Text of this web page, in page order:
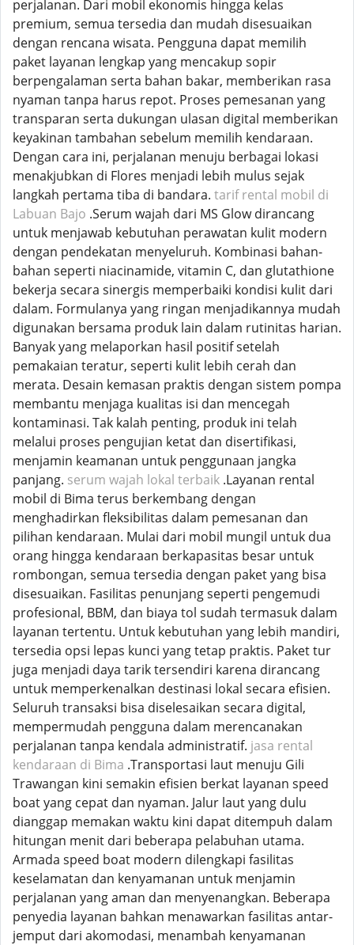
perjalanan. Dari mobil ekonomis hingga kelas
premium, semua tersedia dan mudah disesuaikan
dengan rencana wisata. Pengguna dapat memilih
paket layanan lengkap yang mencakup sopir
berpengalaman serta bahan bakar, memberikan rasa
nyaman tanpa harus repot. Proses pemesanan yang
transparan serta dukungan ulasan digital memberikan
keyakinan tambahan sebelum memilih kendaraan.
Dengan cara ini, perjalanan menuju berbagai lokasi
menakjubkan di Flores menjadi lebih mulus sejak
langkah pertama tiba di bandara. tarif rental mobil di
Labuan Bajo .Serum wajah dari MS Glow dirancang
untuk menjawab kebutuhan perawatan kulit modern
dengan pendekatan menyeluruh. Kombinasi bahan-
bahan seperti niacinamide, vitamin C, dan glutathione
bekerja secara sinergis memperbaiki kondisi kulit dari
dalam. Formulanya yang ringan menjadikannya mudah
digunakan bersama produk lain dalam rutinitas harian.
Banyak yang melaporkan hasil positif setelah
pemakaian teratur, seperti kulit lebih cerah dan
merata. Desain kemasan praktis dengan sistem pompa
membantu menjaga kualitas isi dan mencegah
kontaminasi. Tak kalah penting, produk ini telah
melalui proses pengujian ketat dan disertifikasi,
menjamin keamanan untuk penggunaan jangka
panjang. serum wajah lokal terbaik .Layanan rental
mobil di Bima terus berkembang dengan
menghadirkan fleksibilitas dalam pemesanan dan
pilihan kendaraan. Mulai dari mobil mungil untuk dua
orang hingga kendaraan berkapasitas besar untuk
rombongan, semua tersedia dengan paket yang bisa
disesuaikan. Fasilitas penunjang seperti pengemudi
profesional, BBM, dan biaya tol sudah termasuk dalam
layanan tertentu. Untuk kebutuhan yang lebih mandiri,
tersedia opsi lepas kunci yang tetap praktis. Paket tur
juga menjadi daya tarik tersendiri karena dirancang
untuk memperkenalkan destinasi lokal secara efisien.
Seluruh transaksi bisa diselesaikan secara digital,
mempermudah pengguna dalam merencanakan
perjalanan tanpa kendala administratif. jasa rental
kendaraan di Bima .Transportasi laut menuju Gili
Trawangan kini semakin efisien berkat layanan speed
boat yang cepat dan nyaman. Jalur laut yang dulu
dianggap memakan waktu kini dapat ditempuh dalam
hitungan menit dari beberapa pelabuhan utama.
Armada speed boat modern dilengkapi fasilitas
keselamatan dan kenyamanan untuk menjamin
perjalanan yang aman dan menyenangkan. Beberapa
penyedia layanan bahkan menawarkan fasilitas antar-
jemput dari akomodasi, menambah kenyamanan